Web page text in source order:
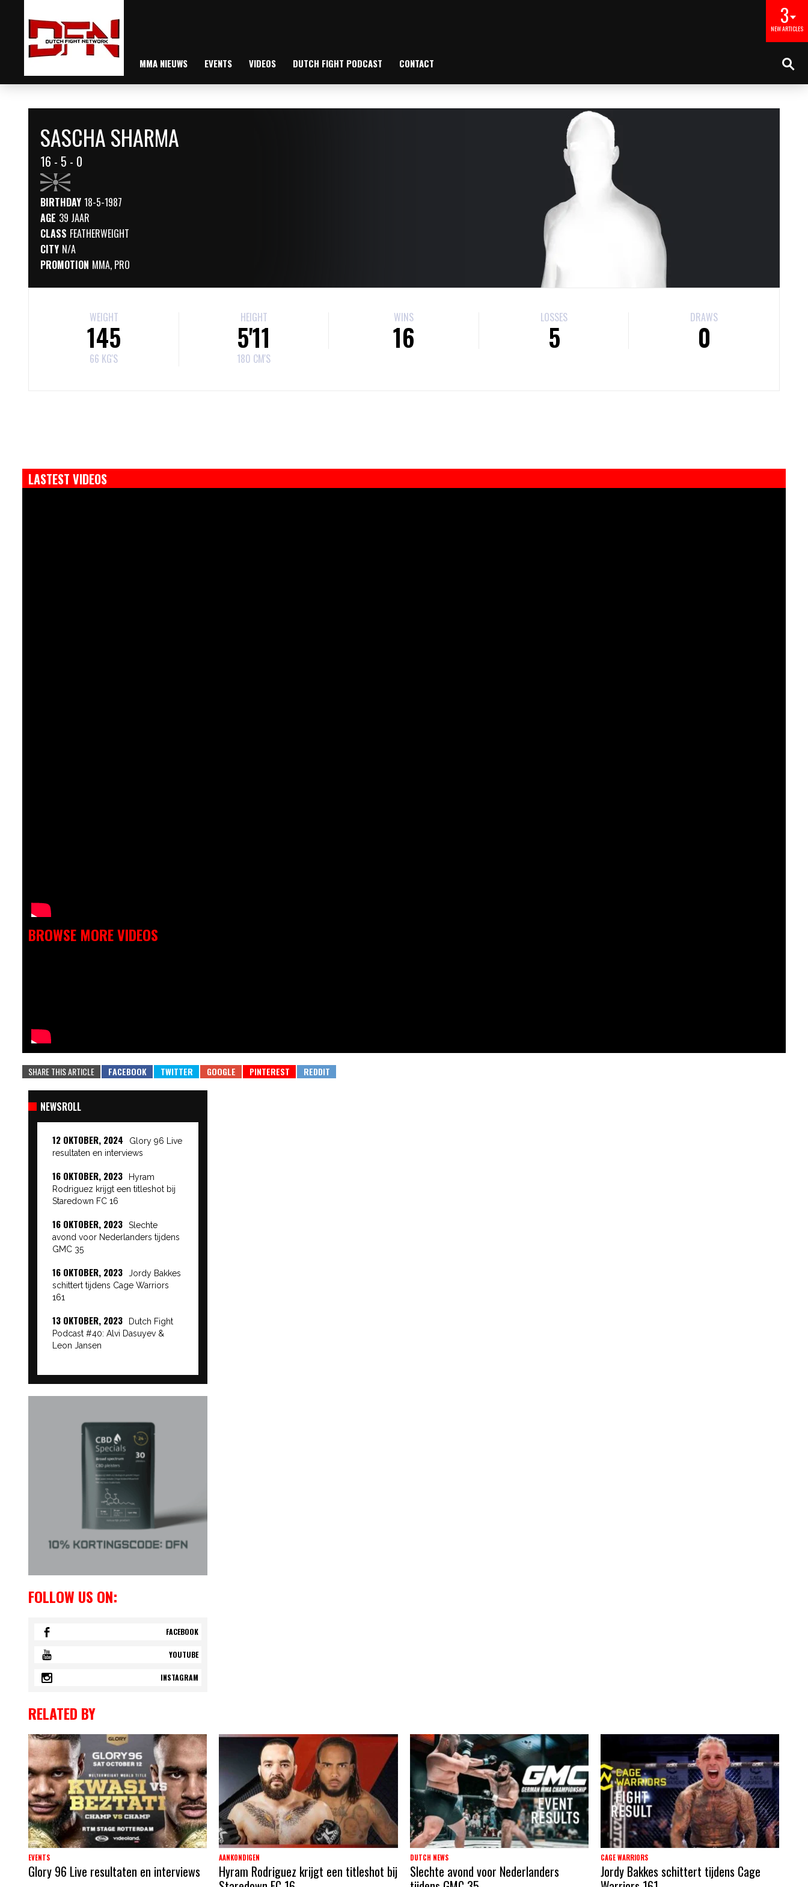
3
NEW ARTICLES
MMA NIEUWS EVENTS VIDEOS DUTCH FIGHT PODCAST CONTACT
SASCHA SHARMA
16 - 5 - 0
BIRTHDAY 18-5-1987
AGE 39 JAAR
CLASS FEATHERWEIGHT
CITY N/A
PROMOTION MMA, PRO
WEIGHT
145
66 KG'S
HEIGHT
5'11
180 CM'S
WINS
16
LOSSES
5
DRAWS
0
LASTEST VIDEOS
BROWSE MORE VIDEOS
SHARE THIS ARTICLE
NEWSROLL
12 OKTOBER, 2024
Glory 96 Live
resultaten en interviews
16 OKTOBER, 2023
Hyram
Rodriguez krijgt een titleshot bij
Staredown FC 16
16 OKTOBER, 2023
Slechte
avond voor Nederlanders tijdens
GMC 35
16 OKTOBER, 2023
Jordy Bakkes
schittert tijdens Cage Warriors
161
13 OKTOBER, 2023
Dutch Fight
Podcast #40: Alvi Dasuyev &
Leon Jansen
FOLLOW US ON:
FACEBOOK
YOUTUBE
INSTAGRAM
RELATED BY
EVENTS
Glory 96 Live resultaten en interviews
AANKONDIGEN
Hyram Rodriguez krijgt een titleshot bij
DUTCH NEWS
Slechte avond voor Nederlanders
CAGE WARRIORS
Jordy Bakkes schittert tijdens Cage